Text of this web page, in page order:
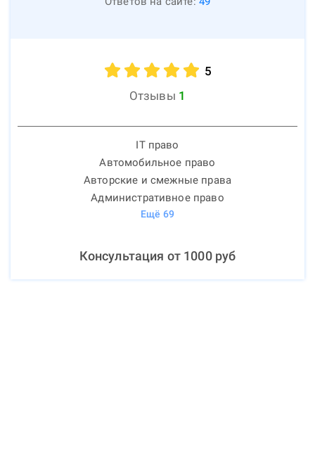
5
Отзывы 1
IT право
Автомобильное право
Авторские и смежные права
Административное право
Ещё 69
Консультация от 1000руб